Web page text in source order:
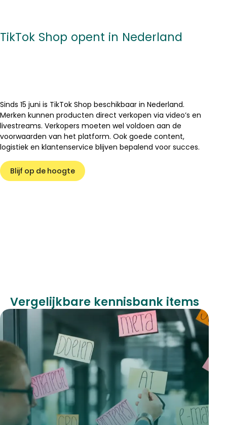
TikTok Shop opent in Nederland
Sinds 15 juni is TikTok Shop beschikbaar in Nederland.
Merken kunnen producten direct verkopen via video’s en
livestreams. Verkopers moeten wel voldoen aan de
voorwaarden van het platform. Ook goede content,
logistiek en klantenservice blijven bepalend voor succes.
Blijf op de hoogte
Vergelijkbare kennisbank items